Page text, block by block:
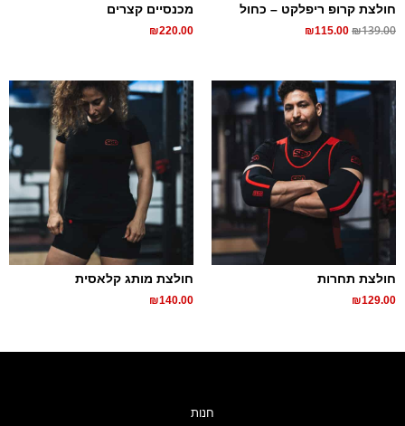
חולצת קרופ ריפלקט – כחול
₪139.00
₪115.00
מכנסיים קצרים
₪220.00
חולצת תחרות
₪129.00
חולצת מותג קלאסית
₪140.00
חנות